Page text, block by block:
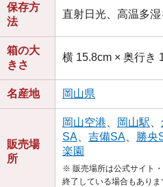
保存方
法
直射日光、高温多
箱の大
きさ
横 15.8cm × 奥行き
名産地 岡山県
販売場
所
岡山空港 岡山駅
SA
吉備SA 勝央
楽園
※ 販売場所は公式サイト
終了している場合もありま